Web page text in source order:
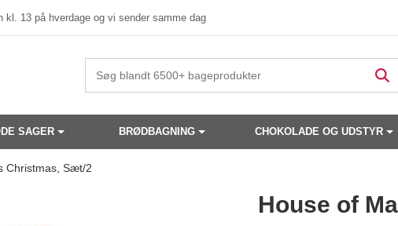
kl. 13 på hverdage og vi sender samme dag
SAGER BRØDBAGNING CHOKOLADE OG UDSTYR
Christmas, Sæt/2
disse produkter have dinHouse of